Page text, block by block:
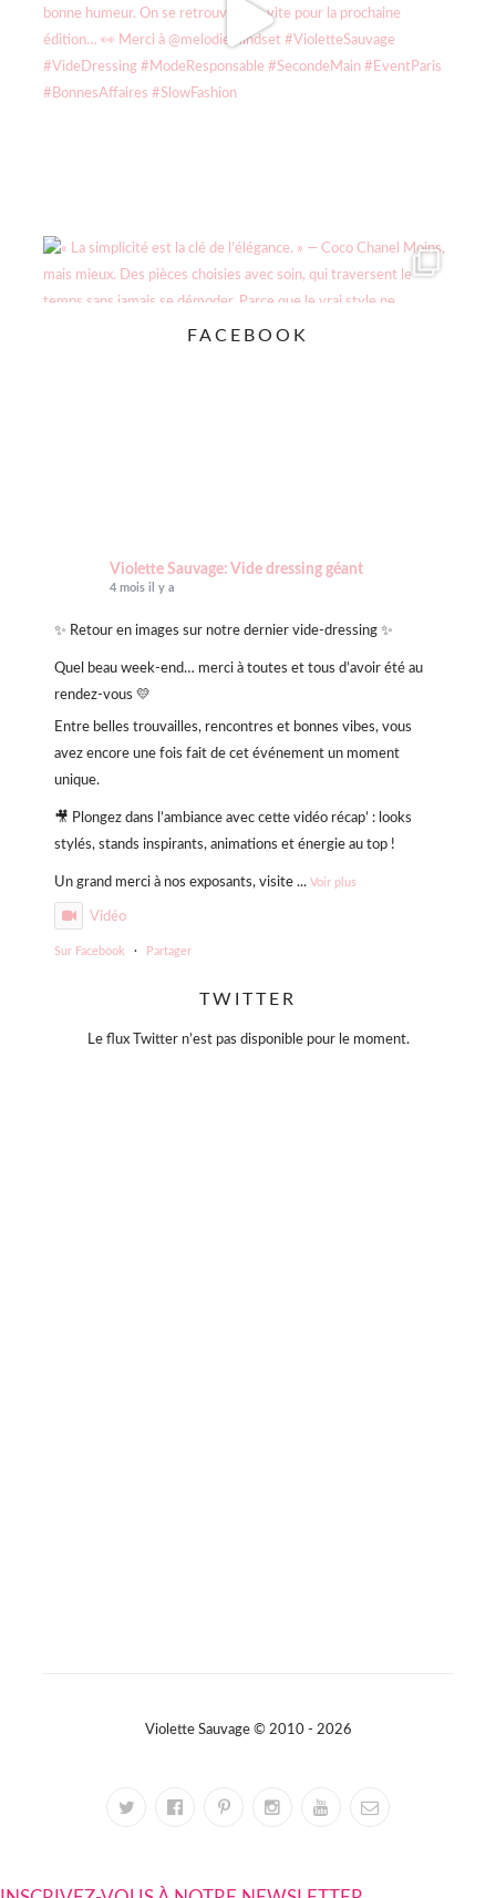
FACEBOOK
Violette Sauvage: Vide dressing géant
4 mois il y a
✨ Retour en images sur notre dernier vide-dressing ✨
Quel beau week-end… merci à toutes et tous d’avoir été au
rendez-vous 💛
Entre belles trouvailles, rencontres et bonnes vibes, vous
avez encore une fois fait de cet événement un moment
unique.
🎥 Plongez dans l’ambiance avec cette vidéo récap’ : looks
stylés, stands inspirants, animations et énergie au top !
Un grand merci à nos exposants, visite ... Voir plus
Vidéo
Sur Facebook · Partager
4 mois il y a
TWITTER
Le flux Twitter n’est pas disponible pour le moment.
Violette Sauvage © 2010 - 2026